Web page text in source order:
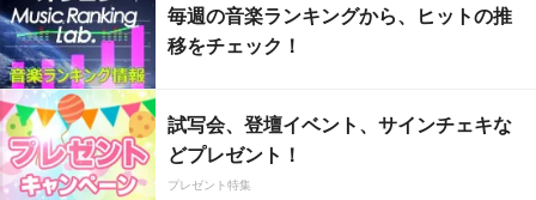
毎週の音楽ランキングから、ヒットの推
移をチェック！
試写会、登壇イベント、サインチェキな
どプレゼント！
プレゼント特集